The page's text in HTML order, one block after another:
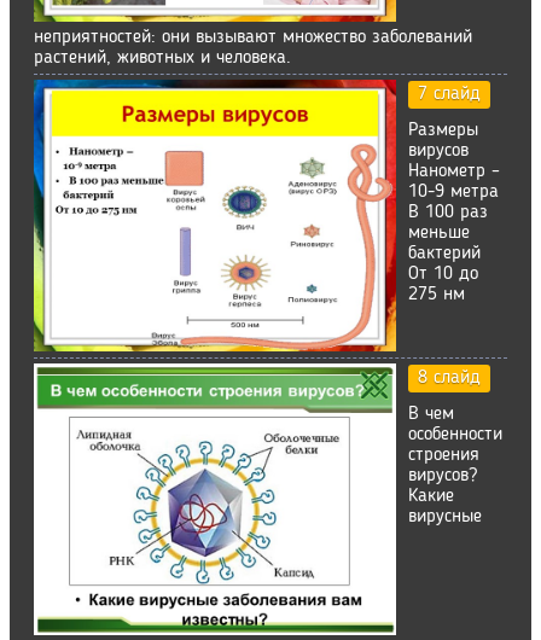
неприятностей: они вызывают множество заболеваний
растений, животных и человека.
7 слайд
Размеры
вирусов
Нанометр –
10-9 метра
В 100 раз
меньше
бактерий
От 10 до
275 нм
8 слайд
В чем
особенности
строения
вирусов?
Какие
вирусные